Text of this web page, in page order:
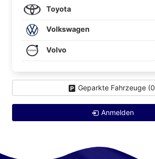
Toyota
Volkswagen
Volvo
Geparkte Fahrzeuge (0
Anmelden